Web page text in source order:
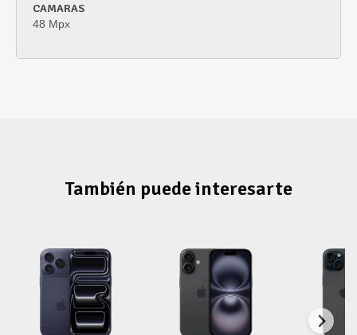
CAMARAS
48 Mpx
También puede interesarte